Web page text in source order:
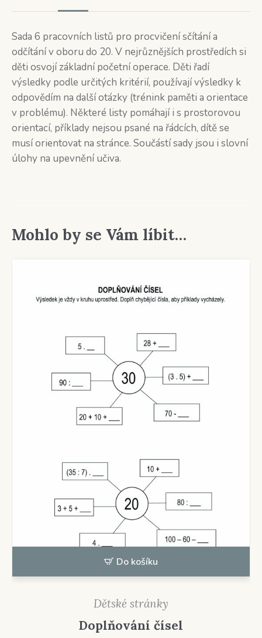
Sada 6 pracovních listů pro procvičení sčítání a
odčítání v oboru do 20. V nejrůznějších prostředích si
děti osvojí základní početní operace. Děti řadí
výsledky podle určitých kritérií, používají výsledky k
odpovědím na další otázky (trénink paměti a orientace
v problému). Některé listy pomáhají i s prostorovou
orientací, příklady nejsou psané na řádcích, dítě se
musí orientovat na stránce. Součástí sady jsou i slovní
úlohy na upevnění učiva.
Mohlo by se Vám líbit…
Do košíku
Dětské stránky
Doplňování čísel